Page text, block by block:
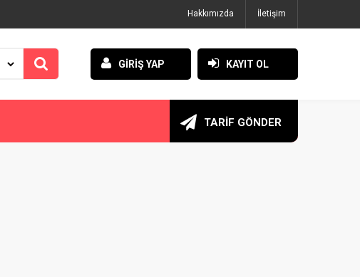
Hakkımızda İletişim
GİRİŞ YAP KAYIT OL
TARİF GÖNDER